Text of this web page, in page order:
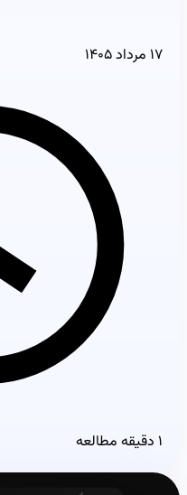
۱۷ مرداد ۱۴۰۵
۱ دقیقه مطالعه